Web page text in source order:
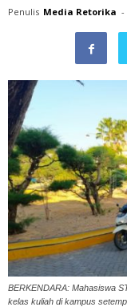
Penulis Media Retorika -
BERKENDARA: Mahasiswa
kelas kuliah di kampus